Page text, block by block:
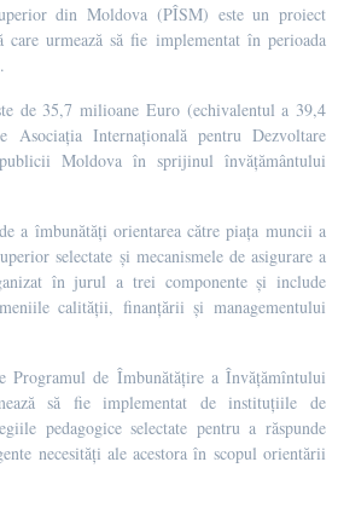
din Moldova (PÎSM) este un proiect
care urmează să fie implementat în perioada
de 35,7 milioane Euro (echivalentul a 39,4
Asociația Internațională pentru Dezvoltare
Moldova în sprijinul învățământului
a îmbunătăți orientarea către piața muncii a
selectate și mecanismele de asigurare a
în jurul a trei componente și include
calității, finanțării și managementului
Programul de Îmbunătățire a Învățămîntului
să fie implementat de instituțiile de
pedagogice selectate pentru a răspunde
necesități ale acestora în scopul orientării